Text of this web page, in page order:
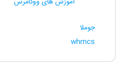
جوملا
whmcs